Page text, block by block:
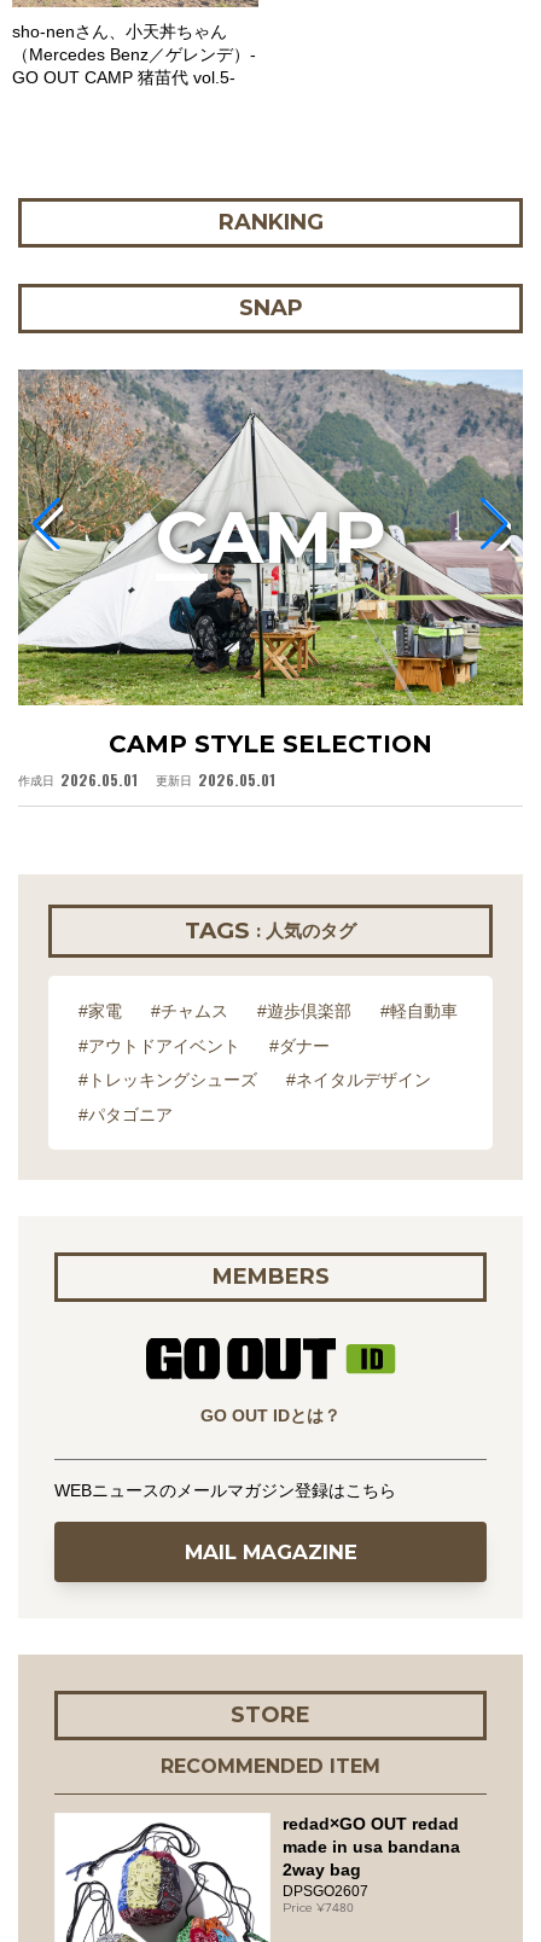
sho-nenさん、小天丼ちゃん
（Mercedes Benz／ゲレンデ）-
GO OUT CAMP 猪苗代 vol.5-
RANKING
SNAP
CAMP STYLE SELECTION
作成日 2026.05.01 更新日 2026.05.01
CAMP
TAGS : 人気のタグ
#家電 #チャムス #遊歩倶楽部
#軽自動車
#アウトドアイベント
#ダナー
#トレッキングシューズ
#ネイタルデザイン
#パタゴニア
MEMBERS
GO OUT IDとは？
WEBニュースのメールマガジン登録はこちら
MAIL MAGAZINE
STORE
RECOMMENDED ITEM
redad×GO OUT redad
made in usa bandana
2way bag
DPSGO2607
7480